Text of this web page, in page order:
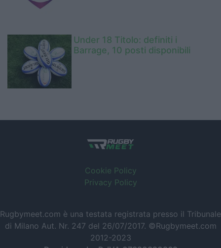
Under 18 Titolo: definiti i
Barrage, 10 posti disponibili
Cookie Policy
Privacy Policy
Rugbymeet.com è una testata registrata presso il Tribunale
di Milano Aut. Nr. 247 del 26/07/2017. ©Rugbymeet.com
2012-2023